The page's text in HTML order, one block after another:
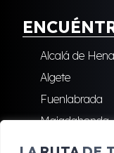
Alcalá de
Algete
Fuenlabrada
Majadahonda